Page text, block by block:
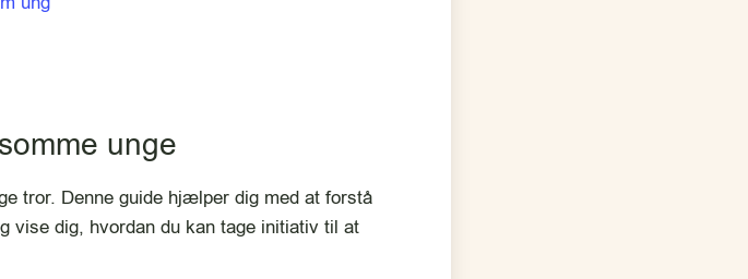
unge
tror. Denne guide hjælper dig med at forstå
dig, hvordan du kan tage initiativ til at